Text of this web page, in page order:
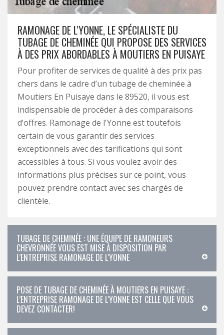
RAMONAGE DE L'YONNE, LE SPÉCIALISTE DU
TUBAGE DE CHEMINÉE QUI PROPOSE DES SERVICES
À DES PRIX ABORDABLES À MOUTIERS EN PUISAYE
Pour profiter de services de qualité à des prix pas
chers dans le cadre d’un tubage de cheminée à
Moutiers En Puisaye dans le 89520, il vous est
indispensable de procéder à des comparaisons
d’offres. Ramonage de l'Yonne est toutefois
certain de vous garantir des services
exceptionnels avec des tarifications qui sont
accessibles à tous. Si vous voulez avoir des
informations plus précises sur ce point, vous
pouvez prendre contact avec ses chargés de
clientèle.
TUBAGE DE CHEMINÉE : UNE ÉQUIPE DE RAMONEURS
CHEVRONNÉE VOUS EST MISE À DISPOSITION PAR
L’ENTREPRISE RAMONAGE DE L'YONNE
POSE DE TUBAGE DE CHEMINÉE À MOUTIERS EN PUISAYE :
L’ENTREPRISE RAMONAGE DE L'YONNE EST CELLE QUE VOUS
DEVEZ CONTACTER!